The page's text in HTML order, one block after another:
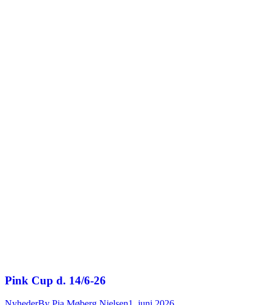
Pink Cup d. 14/6-26